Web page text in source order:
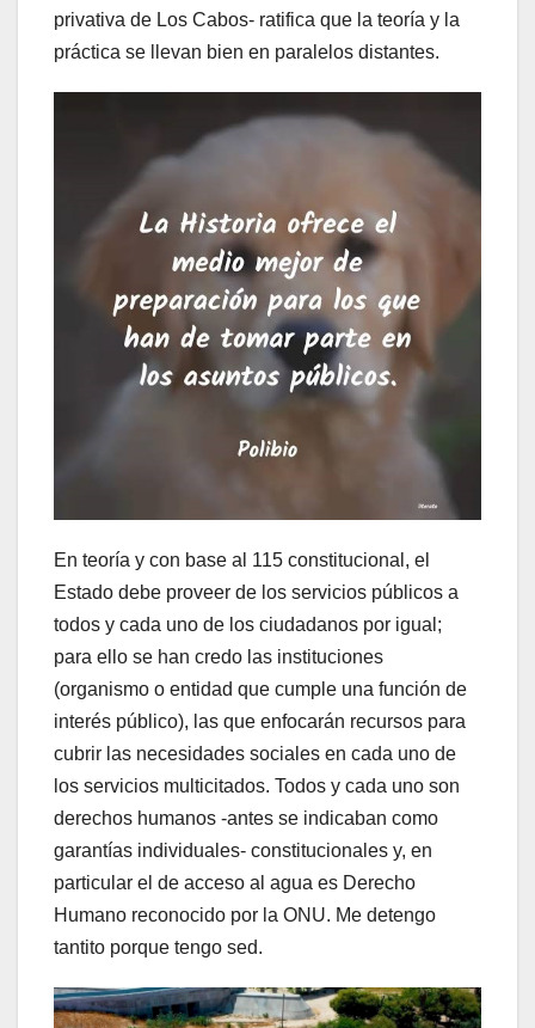
privativa de Los Cabos- ratifica que la teoría y la
práctica se llevan bien en paralelos distantes.
En teoría y con base al 115 constitucional, el
Estado debe proveer de los servicios públicos a
todos y cada uno de los ciudadanos por igual;
para ello se han credo las instituciones
(organismo o entidad que cumple una función de
interés público), las que enfocarán recursos para
cubrir las necesidades sociales en cada uno de
los servicios multicitados. Todos y cada uno son
derechos humanos -antes se indicaban como
garantías individuales- constitucionales y, en
particular el de acceso al agua es Derecho
Humano reconocido por la ONU. Me detengo
tantito porque tengo sed.